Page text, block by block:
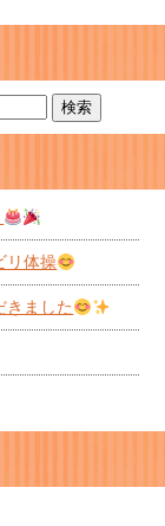
リ体操
きました